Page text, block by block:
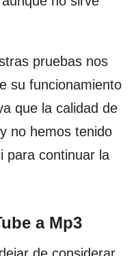
pruebas nos
su funcionamiento
que la calidad de
no hemos tenido
para continuar la
a Mp3